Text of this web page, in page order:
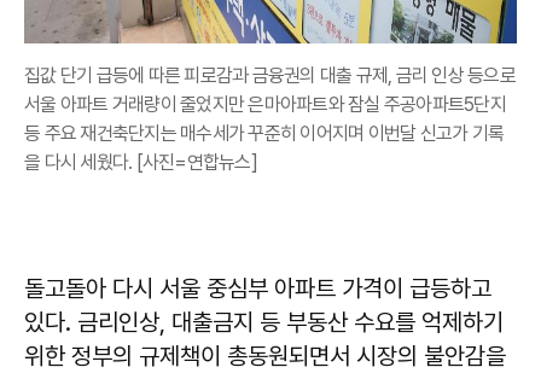
집값 단기 급등에 따른 피로감과 금융권의 대출 규제, 금리 인상 등으로
서울 아파트 거래량이 줄었지만 은마아파트와 잠실 주공아파트5단지
등 주요 재건축단지는 매수세가 꾸준히 이어지며 이번달 신고가 기록
을 다시 세웠다. [사진=연합뉴스]
돌고돌아 다시 서울 중심부 아파트 가격이 급등하고
있다. 금리인상, 대출금지 등 부동산 수요를 억제하기
위한 정부의 규제책이 총동원되면서 시장의 불안감을